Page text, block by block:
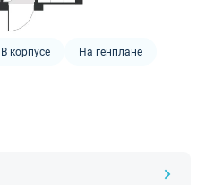
В корпусе На генплане